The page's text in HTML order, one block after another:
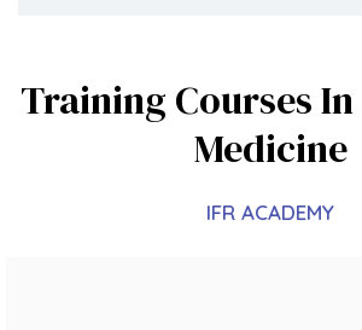
Training Courses
Medicine
IFR ACADEMY